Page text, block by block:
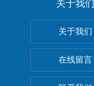
关于我们
关于我们
在线留言